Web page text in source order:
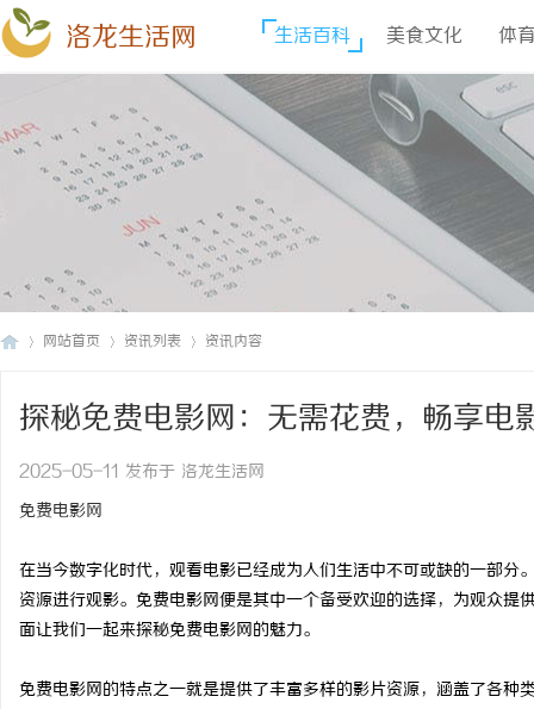
洛龙生活网 生活百科 美食文化 体
网站首页 资讯列表 资讯内容
探秘免费电影网：无需花费，畅享电
2025-05-11 发布于 洛龙生活网
免费电影网
在当今数字化时代，观看电影已经成为人们生活中不可或缺的一部
资源进行观影。免费电影网便是其中一个备受欢迎的选择，为观众
面让我们一起来探秘免费电影网的魅力。
免费电影网的特点之一就是提供了丰富多样的影片资源，涵盖了各